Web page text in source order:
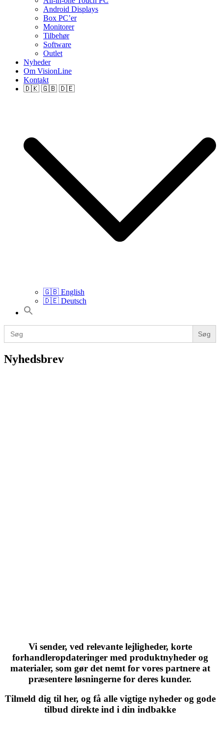
Android Displays
Box PC’er
Monitorer
Tilbehør
Software
Outlet
Nyheder
Om VisionLine
Kontakt
🇩🇰 🇬🇧 🇩🇪
🇬🇧 English
🇩🇪 Deutsch
Search
Search
for:
Nyhedsbrev
Vi sender, ved relevante lejligheder, korte
forhandleropdateringer med produktnyheder og
materialer, som gør det nemt for vores partnere at
præsentere løsningerne for deres kunder.
Tilmeld dig til her, og få alle vigtige nyheder og gode
tilbud direkte ind i din indbakke